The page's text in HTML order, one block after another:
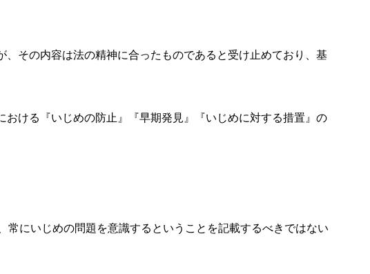
その内容は法の精神に合ったものであると受け止めており、基
ける『いじめの防止』『早期発見』『いじめに対する措置』の
にいじめの問題を意識するということを記載するべきではない